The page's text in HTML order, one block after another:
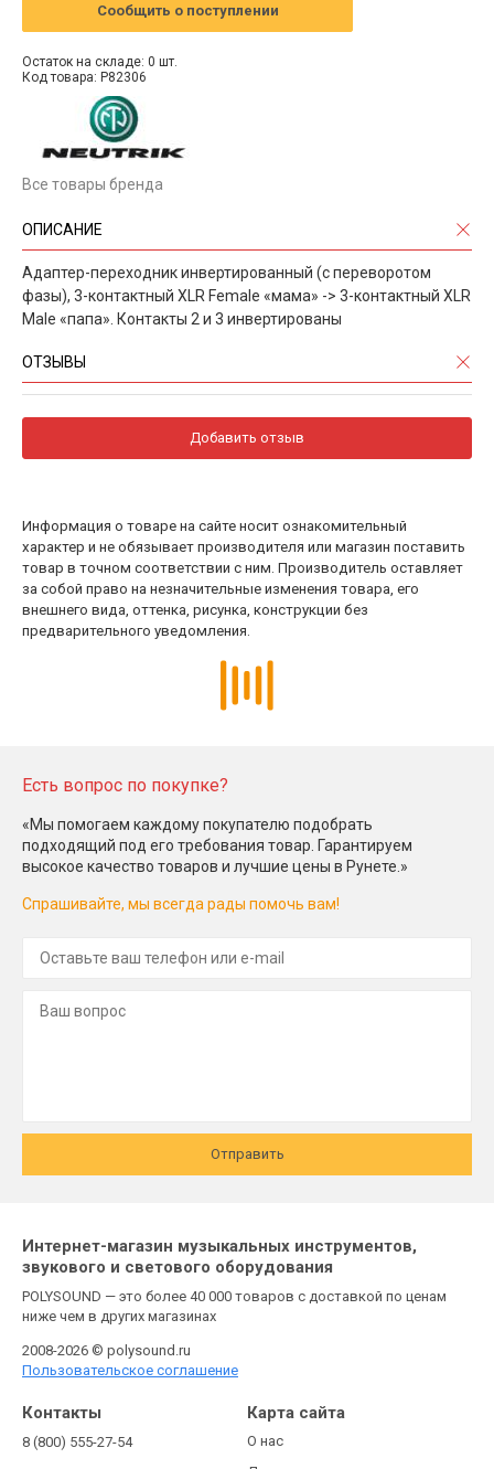
Сообщить о поступлении
Остаток на складе: 0 шт.
Код товара: P82306
Все товары бренда
ОПИСАНИЕ
Адаптер-переходник инвертированный (с переворотом
фазы), 3-контактный XLR Female «мама» -> 3-контактный XLR
Male «папа». Контакты 2 и 3 инвертированы
ОТЗЫВЫ
Добавить отзыв
Информация о товаре на сайте носит ознакомительный
характер и не обязывает производителя или магазин поставить
товар в точном соответствии с ним. Производитель оставляет
за собой право на незначительные изменения товара, его
внешнего вида, оттенка, рисунка, конструкции без
предварительного уведомления.
Есть вопрос по покупке?
«Мы помогаем каждому покупателю подобрать
подходящий под его требования товар. Гарантируем
высокое качество товаров и лучшие цены в Рунете.»
Спрашивайте, мы всегда рады помочь вам!
Отправить
Интернет-магазин музыкальных инструментов,
звукового и светового оборудования
POLYSOUND — это более 40 000 товаров с доставкой по ценам
ниже чем в других магазинах
2008-2026 © polysound.ru
Пользовательское соглашение
Контакты
8 (800) 555-27-54
Карта сайта
О нас